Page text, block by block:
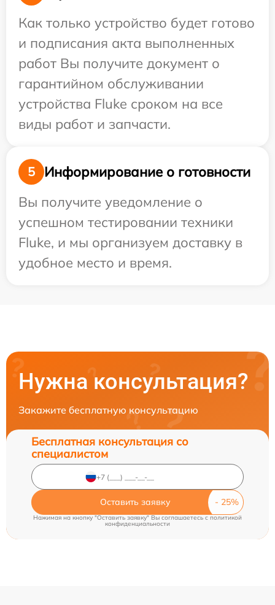
Как только устройство будет готово
и подписания акта выполненных
работ Вы получите документ о
гарантийном обслуживании
устройства Fluke сроком на все
виды работ и запчасти.
5
Информирование о готовности
Вы получите уведомление о
успешном тестировании техники
Fluke, и мы организуем доставку в
удобное место и время.
Нужна консультация?
Закажите бесплатную консультацию
Бесплатная консультация со
специалистом
Оставить заявку
Нажимая на кнопку "Оставить заявку" Вы соглашаетесь cполитикой
конфиденциальности